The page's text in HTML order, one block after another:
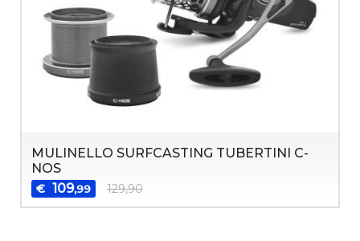
MULINELLO SURFCASTING TUBERTINI C-
NOS
€ 109,99 129,90